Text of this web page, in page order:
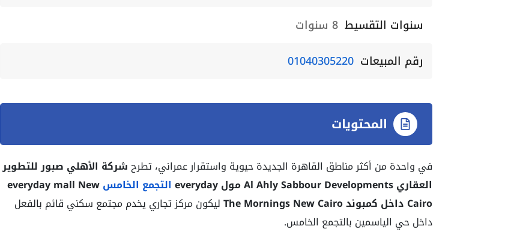
سنوات التقسيط 8 سنوات
رقم المبيعات 01040305220
المحتويات
في واحدة من أكثر مناطق القاهرة الجديدة حيوية واستقرار عمراني، تطرحشركة الأهلي صبور للتطوير
العقاري Al
AhlySabbour Developments مول everyday التجمع الخامسeveryday mall New
Cairo داخل كمبوند The Mornings New Cairo
ليكون مركز تجاري يخدم مجتمع سكني قائم بالفعل
داخل حي الياسمين بالتجمع الخامس.